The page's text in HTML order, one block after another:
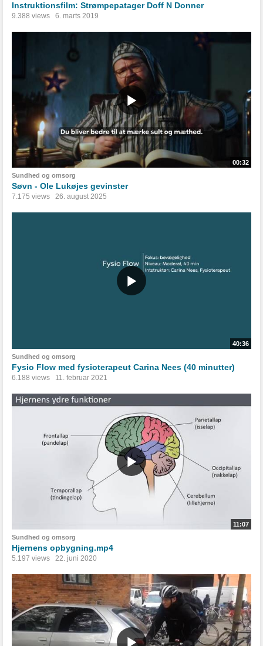
Instruktionsfilm: Strømpepatager Doff N Donner
9.388 views 6. marts 2019
00:32
Sundhed og omsorg
Søvn - Ole Lukøjes gevinster
7.175 views 26. august 2025
40:36
Sundhed og omsorg
Fysio Flow med fysioterapeut Carina Nees (40 minutter)
6.188 views 11. februar 2021
11:07
Sundhed og omsorg
Hjernens opbygning.mp4
5.197 views 22. juni 2020